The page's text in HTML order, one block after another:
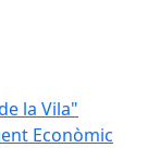
la Vila"
Econòmic